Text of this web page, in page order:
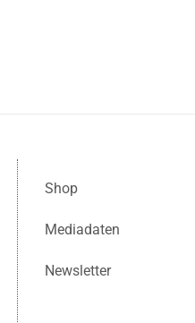
Shop
Mediadaten
Newsletter